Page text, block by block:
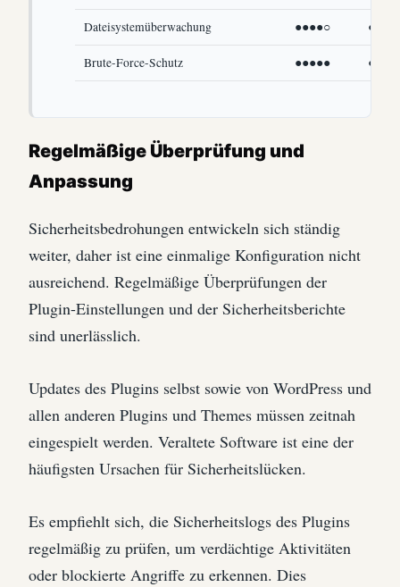
Dateisystemüberwachung ●●●●○
Brute-Force-Schutz ●●●●●
Regelmäßige Überprüfung und
Anpassung
Sicherheitsbedrohungen entwickeln sich ständig
weiter, daher ist eine einmalige Konfiguration nicht
ausreichend. Regelmäßige Überprüfungen der
Plugin-Einstellungen und der Sicherheitsberichte
sind unerlässlich.
Updates des Plugins selbst sowie von WordPress und
allen anderen Plugins und Themes müssen zeitnah
eingespielt werden. Veraltete Software ist eine der
häufigsten Ursachen für Sicherheitslücken.
Es empfiehlt sich, die Sicherheitslogs des Plugins
regelmäßig zu prüfen, um verdächtige Aktivitäten
oder blockierte Angriffe zu erkennen. Dies